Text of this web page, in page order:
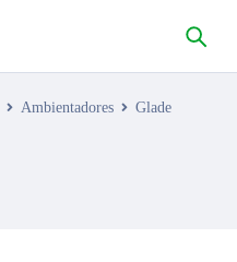
Ambientadores
Glade